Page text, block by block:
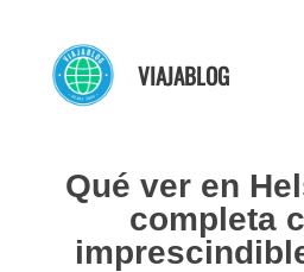
contenido
VIAJABLOG
Qué ver en
completa